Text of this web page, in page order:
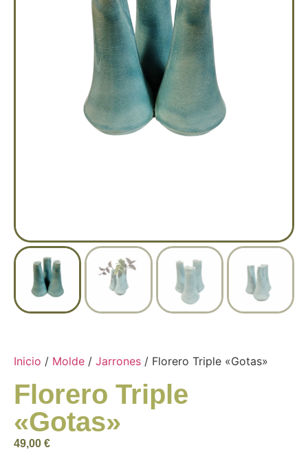
Inicio / Molde / Jarrones / Florero Triple «Gotas»
Florero Triple
«Gotas»
49,00 €